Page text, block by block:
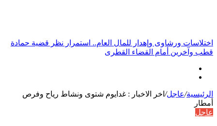
اختلاسات ورشاوى وإهدار للمال العام.. استمرار نظر قضية حمادة
قطب وآخرين أمام القضاء القطرى
الرئيسية/عاجل/ اخر الاخبار : غدايوم شتوى ونشاط رياح وفرص
أمطار
عاجل